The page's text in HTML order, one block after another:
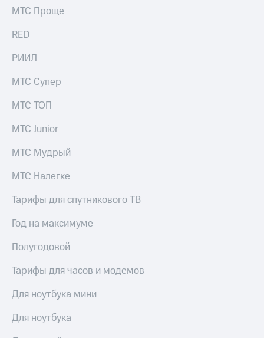
Контакты
развитие
этика
МТС Проще
RED
РИИЛ
МТС Супер
МТС ТОП
МТС Junior
МТС Мудрый
МТС Налегке
Тарифы для спутникового ТВ
Год на максимуме
Полугодовой
Тарифы для часов и модемов
Для ноутбука мини
Для ноутбука